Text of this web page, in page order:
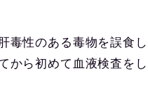
毒性のある毒物を誤食し
から初めて血液検査をし